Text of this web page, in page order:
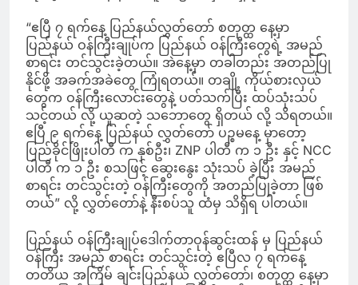
“ဧပြီ ၇ ရက်နေ့ ပြည်နယ်လွှတ်တော် စတုတ္ထ နေ့မှာ
ပြည်နယ် ဝန်ကြီးချုပ်က ပြည်နယ် ဝန်ကြီးတွေရဲ့ အမည်
စာရင်း တင်သွင်းခဲ့တယ်။ အဲနေ့မှာ တခါတည်း အတည်ပြု
နိုင်ဖို့ အခက်အခဲတွေ ကြုံရတယ်။ တချို့ ကိုယ်စားလှယ်
တွေက ဝန်ကြီးလောင်းတွေနဲ့ ပတ်သက်ပြီး ထပ်သုံးသပ်
သင့်တယ် လို့ ယူဆတဲ့ သဘောတွေ ရှိတယ် လို့ သိရတယ်။
ဧပြီ ၉ ရက်နေ့ ပြည်နယ် လွှတ်တော် ပဉ္စမနေ့ မှာတော့
ပြည်ခိုင်ဖြိုးပါတီ က နှစ်ဦး၊ ZNP ပါတီ က ၁ ဦး နှင့် NCC
ပါတီ က ၁ ဦး စသဖြင့် ဆွေးနွေး သုံးသပ် ခဲ့ပြီး အမည်
စာရင်း တင်သွင်းတဲ့ ဝန်ကြီးတွေကို အတည်ပြုခဲ့တာ ဖြစ်
တယ်” လို့ လွှတ်တော်နဲ့ နီးစပ်သူ ထံမှ သိရှိရ ပါတယ်။
ပြည်နယ် ဝန်ကြီးချုပ်ဒေါက်တာဝုန်ဆွင်းထန် မှ ပြည်နယ်
ဝန်ကြီး အမည် စာရင်း တင်သွင်းတဲ့ ဧပြီလ ၇ ရက်နေ့
တတိယ အကြိမ် ချင်းပြည်နယ် လွှတ်တော်၊ စတုတ္ထ နေ့မှာ